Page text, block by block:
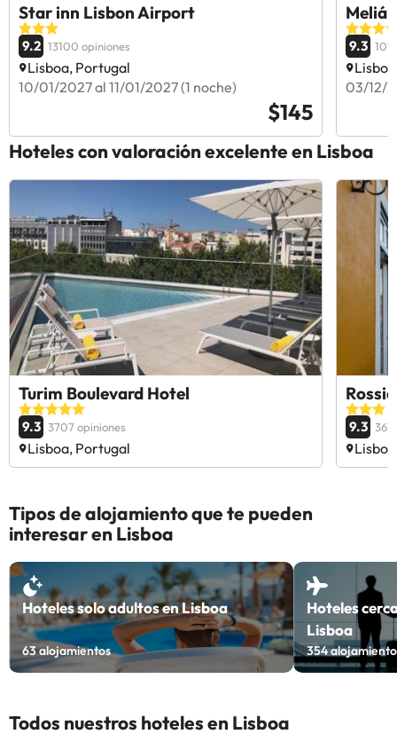
Star inn Lisbon Airport
9.2 13100 opiniones
Lisboa, Portugal
10/01/2027 al 11/01/2027 (1 noche)
$145
Meliá
9.3
03/12/
Hoteles con valoración excelente en Lisboa
Turim Boulevard Hotel
9.3 3707 opiniones
Lisboa, Portugal
9.3
Tipos de alojamiento que te pueden
interesar en Lisboa
Hoteles solo adultos en Lisboa
63alojamientos
Hoteles
Lisboa
354
Todos nuestros hoteles en Lisboa